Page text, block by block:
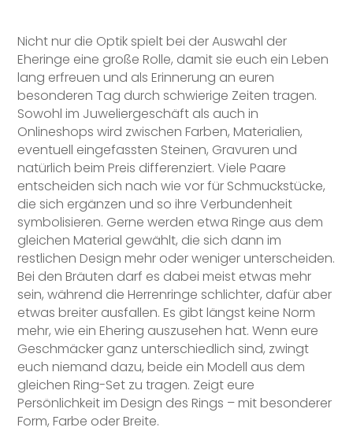
Nicht nur die Optik spielt bei der Auswahl der
Eheringe eine große Rolle, damit sie euch ein Leben
lang erfreuen und als Erinnerung an euren
besonderen Tag durch schwierige Zeiten tragen.
Sowohl im Juweliergeschäft als auch in
Onlineshops wird zwischen Farben, Materialien,
eventuell eingefassten Steinen, Gravuren und
natürlich beim Preis differenziert. Viele Paare
entscheiden sich nach wie vor für Schmuckstücke,
die sich ergänzen und so ihre Verbundenheit
symbolisieren. Gerne werden etwa Ringe aus dem
gleichen Material gewählt, die sich dann im
restlichen Design mehr oder weniger unterscheiden.
Bei den Bräuten darf es dabei meist etwas mehr
sein, während die Herrenringe schlichter, dafür aber
etwas breiter ausfallen. Es gibt längst keine Norm
mehr, wie ein Ehering auszusehen hat. Wenn eure
Geschmäcker ganz unterschiedlich sind, zwingt
euch niemand dazu, beide ein Modell aus dem
gleichen Ring-Set zu tragen. Zeigt eure
Persönlichkeit im Design des Rings – mit besonderer
Form, Farbe oder Breite.